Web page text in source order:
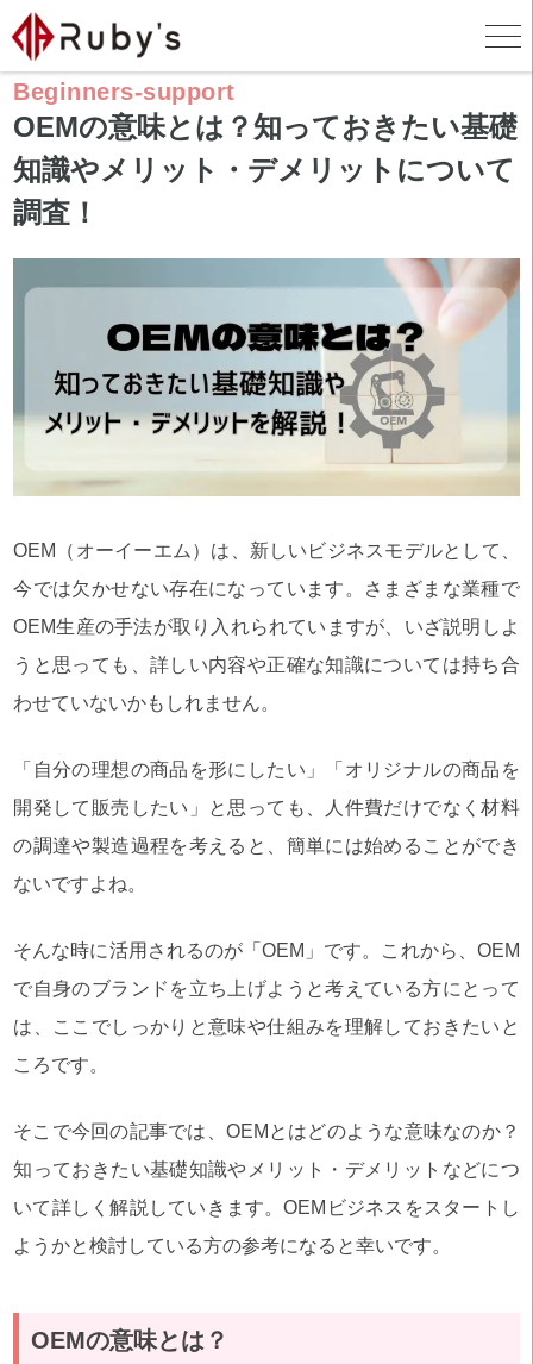
ホーム > お役立ちコラム >
Beginners-support
OEMの意味とは？知っておきたい基礎
知識やメリット・デメリットについて
調査！
OEM（オーイーエム）は、新しいビジネスモデルとして、
今では欠かせない存在になっています。さまざまな業種で
OEM生産の手法が取り入れられていますが、いざ説明しよ
うと思っても、詳しい内容や正確な知識については持ち合
わせていないかもしれません。
「自分の理想の商品を形にしたい」「オリジナルの商品を
開発して販売したい」と思っても、人件費だけでなく材料
の調達や製造過程を考えると、簡単には始めることができ
ないですよね。
そんな時に活用されるのが「OEM」です。これから、OEM
で自身のブランドを立ち上げようと考えている方にとって
は、ここでしっかりと意味や仕組みを理解しておきたいと
ころです。
そこで今回の記事では、OEMとはどのような意味なのか？
知っておきたい基礎知識やメリット・デメリットなどにつ
いて詳しく解説していきます。OEMビジネスをスタートし
ようかと検討している方の参考になると幸いです。
OEMの意味とは？